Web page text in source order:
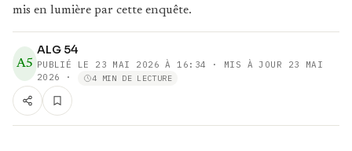
mis en lumière par cette enquête.
A5
ALG 54
PUBLIÉ LE 23 MAI 2026 À 16:34
· MIS À JOUR 23 MAI
2026
· 4 MIN DE LECTURE